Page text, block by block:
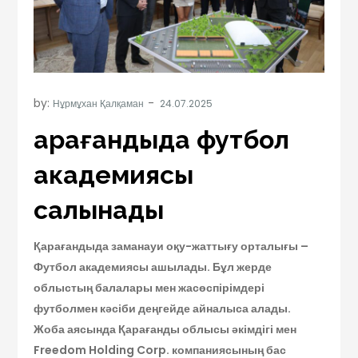
by: Нұрмұхан Қалқаман
Қарағандыда футбол
академиясы
салынады
Қарағандыда заманауи оқу-жаттығу орталығы –
Футбол академиясы ашылады. Бұл жерде
облыстың балалары мен жасөспірімдері
футболмен кәсіби деңгейде айналыса алады.
Жоба аясында Қарағанды облысы әкімдігі мен
Freedom Holding Corp. компаниясының бас